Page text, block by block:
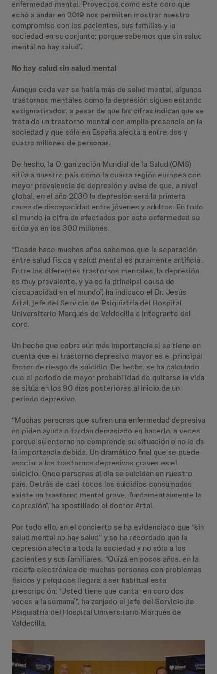
enfermedad mental. Proyectos como este coro que
echó a andar en 2019 nos permiten mostrar nuestro
compromiso con los pacientes, sus familias y la
sociedad en su conjunto; porque sabemos que sin salud
mental no hay salud”.
No hay salud sin salud mental
Aunque cada vez se habla más de salud mental, algunos
trastornos mentales como la depresión siguen estando
estigmatizados, a pesar de que las cifras indican que se
trata de un trastorno mental con amplia presencia en la
sociedad y que sólo en España afecta a entre dos y
cuatro millones de personas.
De hecho, la Organización Mundial de la Salud (OMS)
sitúa a nuestro país como la cuarta región europea con
mayor prevalencia de depresión y avisa de que, a nivel
global, en el año 2030 la depresión será la primera
causa de discapacidad entre jóvenes y adultos. En todo
el mundo la cifra de afectados por esta enfermedad se
sitúa ya en los 300 millones.
“Desde hace muchos años sabemos que la separación
entre salud física y salud mental es puramente artificial.
Entre los diferentes trastornos mentales, la depresión
es muy prevalente, y ya es la principal causa de
discapacidad en el mundo”, ha indicado el Dr. Jesús
Artal, jefe del Servicio de Psiquiatría del Hospital
Universitario Marqués de Valdecilla e integrante del
coro.
Un hecho que cobra aún más importancia si se tiene en
cuenta que el trastorno depresivo mayor es el principal
factor de riesgo de suicidio. De hecho, se ha calculado
que el periodo de mayor probabilidad de quitarse la vida
se sitúa en los 90 días posteriores al inicio de un
periodo depresivo.
“Muchas personas que sufren una enfermedad depresiva
no piden ayuda o tardan demasiado en hacerlo, a veces
porque su entorno no comprende su situación o no le da
la importancia debida. Un dramático final que se puede
asociar a los trastornos depresivos graves es el
suicidio. Once personas al día se suicidan en nuestro
país. Detrás de casi todos los suicidios consumados
existe un trastorno mental grave, fundamentalmente la
depresión”, ha apostillado el doctor Artal.
Por todo ello, en el concierto se ha evidenciado que “sin
salud mental no hay salud” y se ha recordado que la
depresión afecta a toda la sociedad y no sólo a los
pacientes y sus familiares. “Quizá en pocos años, en la
receta electrónica de muchas personas con problemas
físicos y psíquicos llegará a ser habitual esta
prescripción: ‘Usted tiene que cantar en coro dos
veces a la semana’”, ha zanjado el jefe del Servicio de
Psiquiatría del Hospital Universitario Marqués de
Valdecilla.